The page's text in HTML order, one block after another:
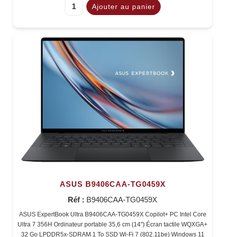
ASUS B9406CAA-TG0459X
Réf : B9406CAA-TG0459X
ASUS ExpertBook Ultra B9406CAA-TG0459X Copilot+ PC Intel Core
Ultra 7 356H Ordinateur portable 35,6 cm (14") Écran tactile WQXGA+
32 Go LPDDR5x-SDRAM 1 To SSD Wi-Fi 7 (802.11be) Windows 11